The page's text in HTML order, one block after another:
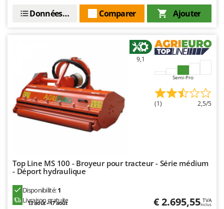
Spiralmac
Spring Protezione
Spyro
Stanley
T
Tecla
TecnoGen
Ajouter
Comparer
Données techniques
9,1
Semi-Pro
(1) 2,5/5
Top Line MS 100 - Broyeur pour tracteur - Série médium
- Déport hydraulique
Disponibilité:1
Livraison gratuite
13 août - 17 août € 2.695,55 TVA
Inclus